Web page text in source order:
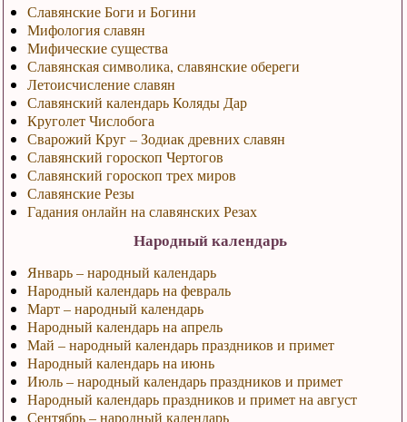
Славянские Боги и Богини
Мифология славян
Мифические существа
Славянская символика, славянские обереги
Летоисчисление славян
Славянский календарь Коляды Дар
Круголет Числобога
Сварожий Круг – Зодиак древних славян
Славянский гороскоп Чертогов
Славянский гороскоп трех миров
Славянские Резы
Гадания онлайн на славянских Резах
Народный календарь
Январь – народный календарь
Народный календарь на февраль
Март – народный календарь
Народный календарь на апрель
Май – народный календарь праздников и примет
Народный календарь на июнь
Июль – народный календарь праздников и примет
Народный календарь праздников и примет на август
Сентябрь – народный календарь